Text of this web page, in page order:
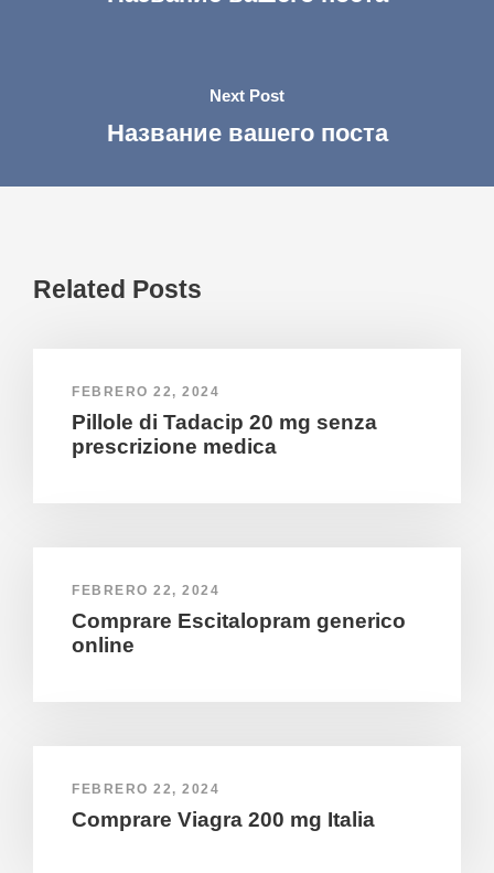
Next Post
Название вашего поста
Related Posts
FEBRERO 22, 2024
Pillole di Tadacip 20 mg senza
prescrizione medica
FEBRERO 22, 2024
Comprare Escitalopram generico
online
FEBRERO 22, 2024
Comprare Viagra 200 mg Italia